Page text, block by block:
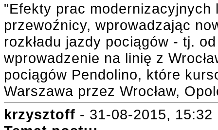
"Efekty prac
przewoźnicy, wprowadzając
rozkładu jazdy pociągów - tj.
wprowadzenie na linię z
pociągów Pendolino, które
Warszawa przez Wrocław,
krzysztoff - 31-08-2015, 15:32